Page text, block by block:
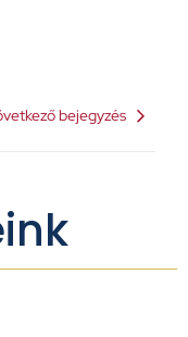
bejegyzés